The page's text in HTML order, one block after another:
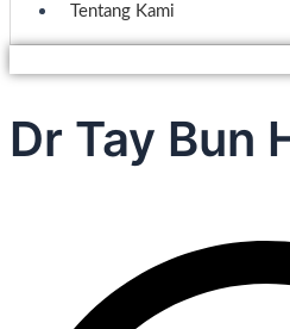
Tentang Kami
Dr Tay Bun